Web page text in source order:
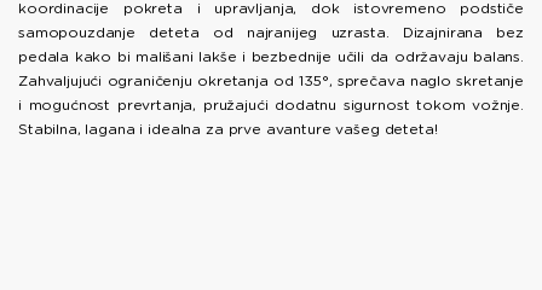
koordinacije pokreta i upravljanja, dok istovremeno podstiče
samopouzdanje deteta od najranijeg uzrasta. Dizajnirana bez
pedala kako bi mališani lakše i bezbednije učili da održavaju balans.
Zahvaljujući ograničenju okretanja od 135°, sprečava naglo skretanje
i mogućnost prevrtanja, pružajući dodatnu sigurnost tokom vožnje.
Stabilna, lagana i idealna za prve avanture vašeg deteta!